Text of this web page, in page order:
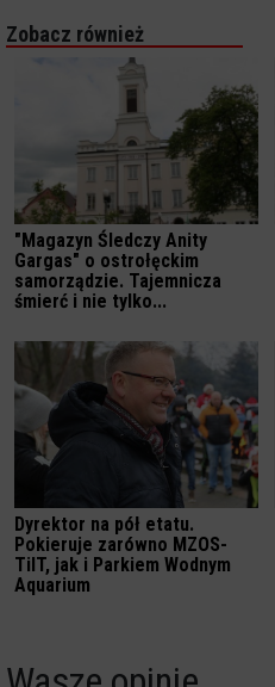
Zobacz również
"Magazyn Śledczy Anity
Gargas" o ostrołęckim
samorządzie. Tajemnicza
śmierć i nie tylko...
Dyrektor na pół etatu.
Pokieruje zarówno MZOS-
TiIT, jak i Parkiem Wodnym
Aquarium